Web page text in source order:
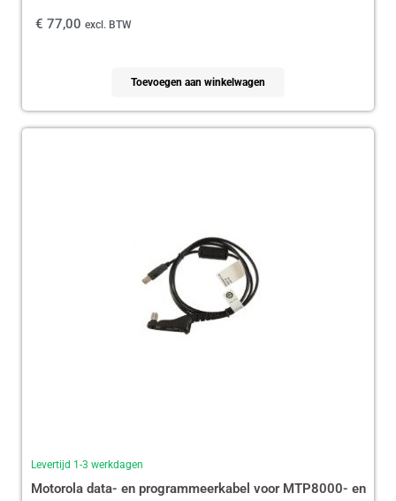
€ 77,00 excl. BTW
Toevoegen aan winkelwagen
Levertijd 1-3 werkdagen
Motorola data- en programmeerkabel voor MTP8000- en